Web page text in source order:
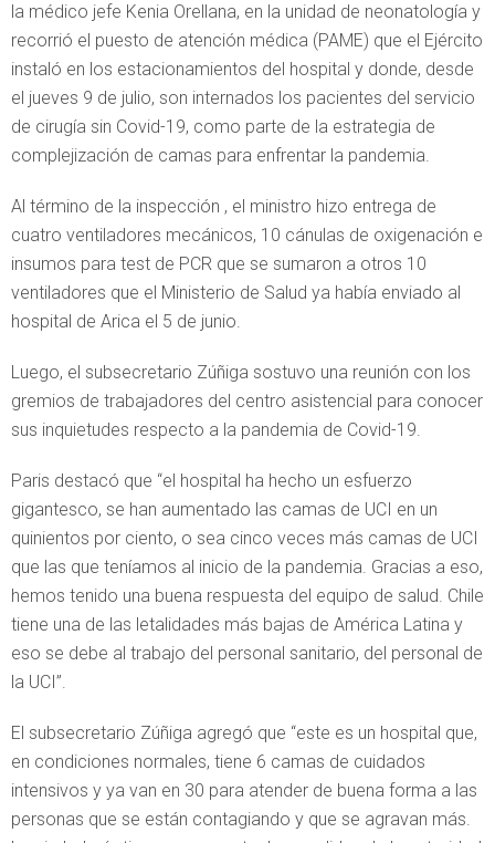
la médico jefe Kenia Orellana, en la unidad de neonatología y
recorrió el puesto de atención médica (PAME) que el Ejército
instaló en los estacionamientos del hospital y donde, desde
el jueves 9 de julio, son internados los pacientes del servicio
de cirugía sin Covid-19, como parte de la estrategia de
complejización de camas para enfrentar la pandemia.
Al término de la inspección , el ministro hizo entrega de
cuatro ventiladores mecánicos, 10 cánulas de oxigenación e
insumos para test de PCR que se sumaron a otros 10
ventiladores que el Ministerio de Salud ya había enviado al
hospital de Arica el 5 de junio.
Luego, el subsecretario Zúñiga sostuvo una reunión con los
gremios de trabajadores del centro asistencial para conocer
sus inquietudes respecto a la pandemia de Covid-19.
Paris destacó que “el hospital ha hecho un esfuerzo
gigantesco, se han aumentado las camas de UCI en un
quinientos por ciento, o sea cinco veces más camas de UCI
que las que teníamos al inicio de la pandemia. Gracias a eso,
hemos tenido una buena respuesta del equipo de salud. Chile
tiene una de las letalidades más bajas de América Latina y
eso se debe al trabajo del personal sanitario, del personal de
la UCI”.
El subsecretario Zúñiga agregó que “este es un hospital que,
en condiciones normales, tiene 6 camas de cuidados
intensivos y ya van en 30 para atender de buena forma a las
personas que se están contagiando y que se agravan más.